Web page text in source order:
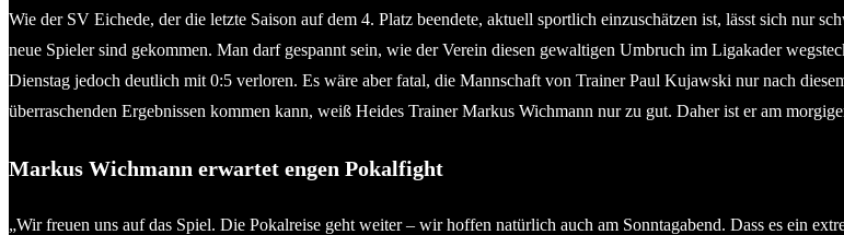
Wie der SV Eichede, der die letzte Saison auf dem 4. Platz beendete, aktuell sportlich einzuschätzen ist, lässt sich nur
neue Spieler sind gekommen. Man darf gespannt sein, wie der Verein diesen gewaltigen Umbruch im Ligakader
Dienstag jedoch deutlich mit 0:5 verloren. Es wäre aber fatal, die Mannschaft von Trainer Paul Kujawski nur nach
überraschenden Ergebnissen kommen kann, weiß Heides Trainer Markus Wichmann nur zu gut. Daher ist er am
Markus Wichmann erwartet engen Pokalfight
„Wir freuen uns auf das Spiel. Die Pokalreise geht weiter – wir hoffen natürlich auch am Sonntagabend. Dass es ein